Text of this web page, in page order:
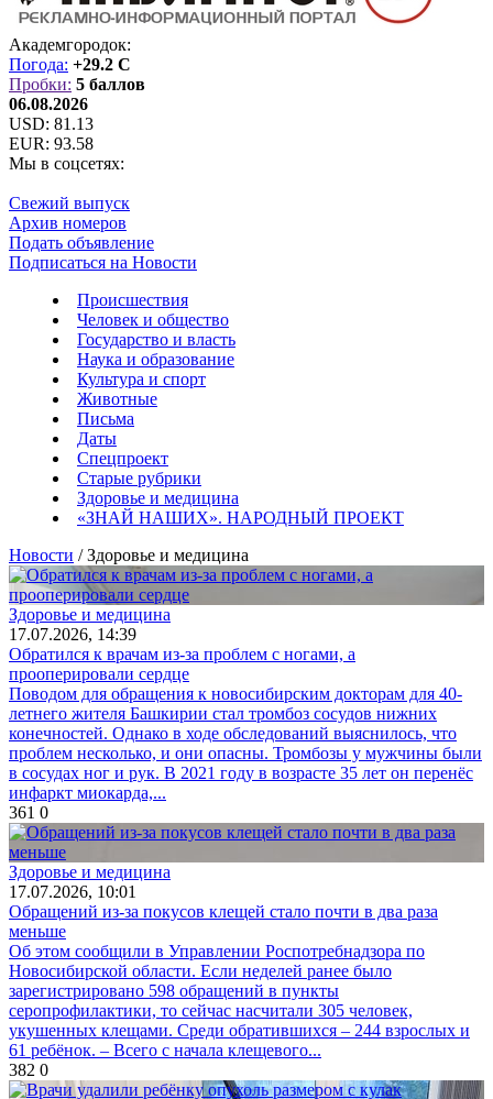
Академгородок:
Погода: +29.2 C
Пробки: 5 баллов
06.08.2026
USD: 81.13
EUR: 93.58
Мы в соцсетях:
Свежий выпуск
Архив номеров
Подать объявление
Подписаться на Новости
Происшествия
Человек и общество
Государство и власть
Наука и образование
Культура и спорт
Животные
Письма
Даты
Спецпроект
Старые рубрики
Здоровье и медицина
«ЗНАЙ НАШИХ». НАРОДНЫЙ ПРОЕКТ
Новости / Здоровье и медицина
Здоровье и медицина
17.07.2026, 14:39
Обратился к врачам из-за проблем с ногами, а
прооперировали сердце
Поводом для обращения к новосибирским докторам для 40-
летнего жителя Башкирии стал тромбоз сосудов нижних
конечностей. Однако в ходе обследований выяснилось, что
проблем несколько, и они опасны. Тромбозы у мужчины были
в сосудах ног и рук. В 2021 году в возрасте 35 лет он перенёс
инфаркт миокарда,...
361 0
Здоровье и медицина
17.07.2026, 10:01
Обращений из-за покусов клещей стало почти в два раза
меньше
Об этом сообщили в Управлении Роспотребнадзора по
Новосибирской области. Если неделей ранее было
зарегистрировано 598 обращений в пункты
серопрофилактики, то сейчас насчитали 305 человек,
укушенных клещами. Среди обратившихся – 244 взрослых и
61 ребёнок. – Всего с начала клещевого...
382 0